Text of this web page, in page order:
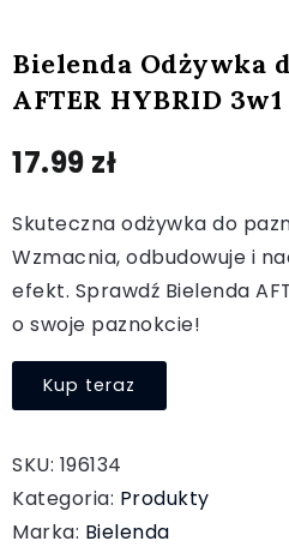
Bielenda Odżywka
AFTER HYBRID 3w1
17.99 zł
Skuteczna odżywka do
Wzmacnia, odbudowuje i
efekt. Sprawdź Bielenda
o swoje paznokcie!
Kup teraz
SKU: 196134
Kategoria: Produkty
Marka: Bielenda